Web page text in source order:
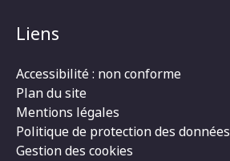
Liens
Accessibilité : non conforme
Plan du site
Mentions légales
Politique de protection des données
Gestion des cookies